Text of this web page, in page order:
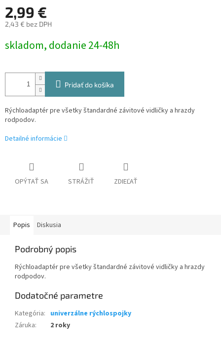
2,99 €
2,43 € bez DPH
cena:
skladom, dodanie 24-48h
Pridať do košíka
Rýchloadaptér pre všetky štandardné závitové vidličky a hrazdy
rodpodov.
Detailné informácie
OPÝTAŤ SA STRÁŽIŤ ZDIEĽAŤ
Popis Diskusia
Podrobný popis
Rýchloadaptér pre všetky štandardné závitové vidličky a hrazdy
rodpodov.
Dodatočné parametre
Kategória: univerzálne rýchlospojky
Záruka: 2 roky